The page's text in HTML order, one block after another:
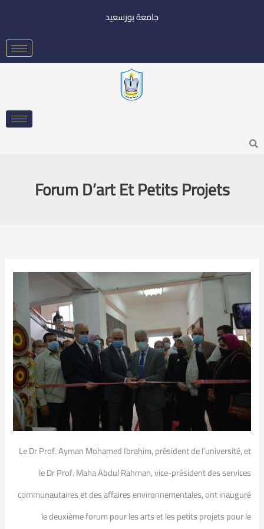
جامعة بورسعيد
Search
Forum D’art Et Petits Projets
Le Dr Prof. Ayman Mohamed Ibrahim, président de l’université, et
le Dr Prof. Maha Abdul Rahman, vice-président des services
communautaires et des affaires environnementales, ont inauguré
le deuxième forum pour les arts et les petits projets pour le